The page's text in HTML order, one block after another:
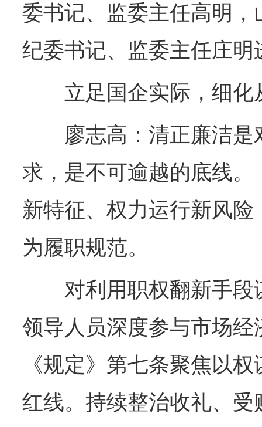
委书记、监委主任高明
纪委书记、监委主任庄明
立足国企实际，细化
廖志高：清正廉洁是
求，是不可逾越的底线
新特征、权力运行新风
为履职规范。
对利用职权翻新手段
领导人员深度参与市场
《规定》第七条聚焦以
红线。持续整治收礼、